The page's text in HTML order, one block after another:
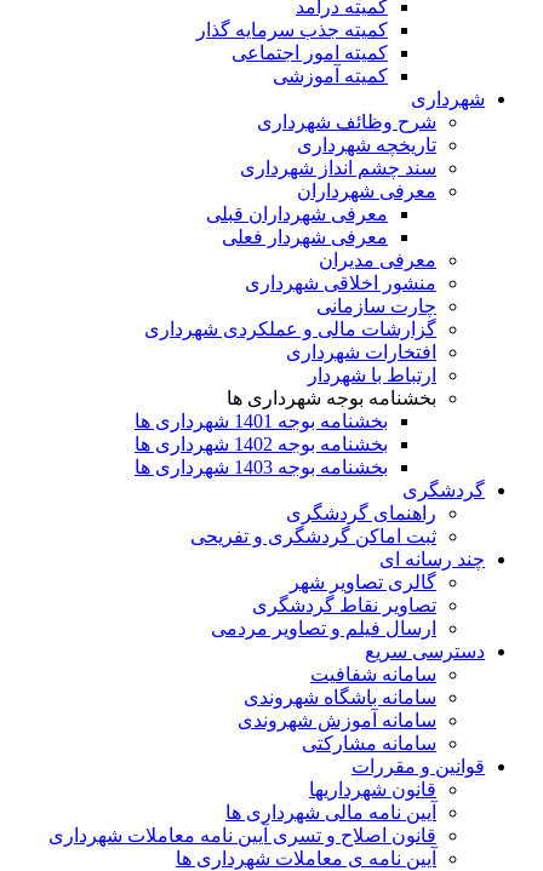
کمیته درآمد
کمیته جذب سرمایه گذار
کمیته امور اجتماعی
کمیته آموزشی
شهرداری
شرح وظائف شهرداری
تاریخچه شهرداری
سند چشم انداز شهرداری
معرفی شهرداران
معرفی شهرداران قبلی
معرفی شهردار فعلی
معرفی مدیران
منشور اخلاقی شهرداری
چارت سازمانی
گزارشات مالی و عملکردی شهرداری
افتخارات شهرداری
ارتباط با شهردار
بخشنامه بوجه شهرداری ها
بخشنامه بوجه 1401 شهرداری ها
بخشنامه بوجه 1402 شهرداری ها
بخشنامه بوجه 1403 شهرداری ها
گردشگری
راهنمای گردشگری
ثبت اماکن گردشگری و تفریحی
چند رسانه ای
گالری تصاویر شهر
تصاویر نقاط گردشگری
ارسال فیلم و تصاویر مردمی
دسترسی سریع
سامانه شفافیت
سامانه باشگاه شهروندی
سامانه آموزش شهروندی
سامانه مشارکتی
قوانین و مقررات
قانون شهرداریها
آیین نامه مالی شهرداری ها
قانون اصلاح و تسری آیین نامه معاملات شهرداری
آیین نامه ی معاملات شهرداری ها